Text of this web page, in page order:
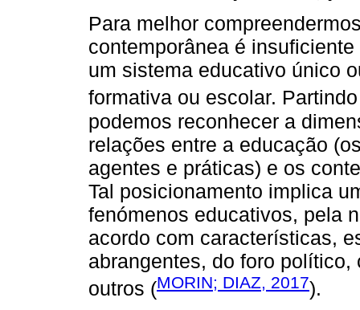
Para melhor
contemporânea é
um sistema educativo único
formativa ou escolar.
podemos reconhecer a
relações entre a educação
agentes e práticas) e os
Tal posicionamento implica
fenómenos educativos, pela
acordo com características,
abrangentes, do foro
outros (MORIN; DIAZ, 2017).